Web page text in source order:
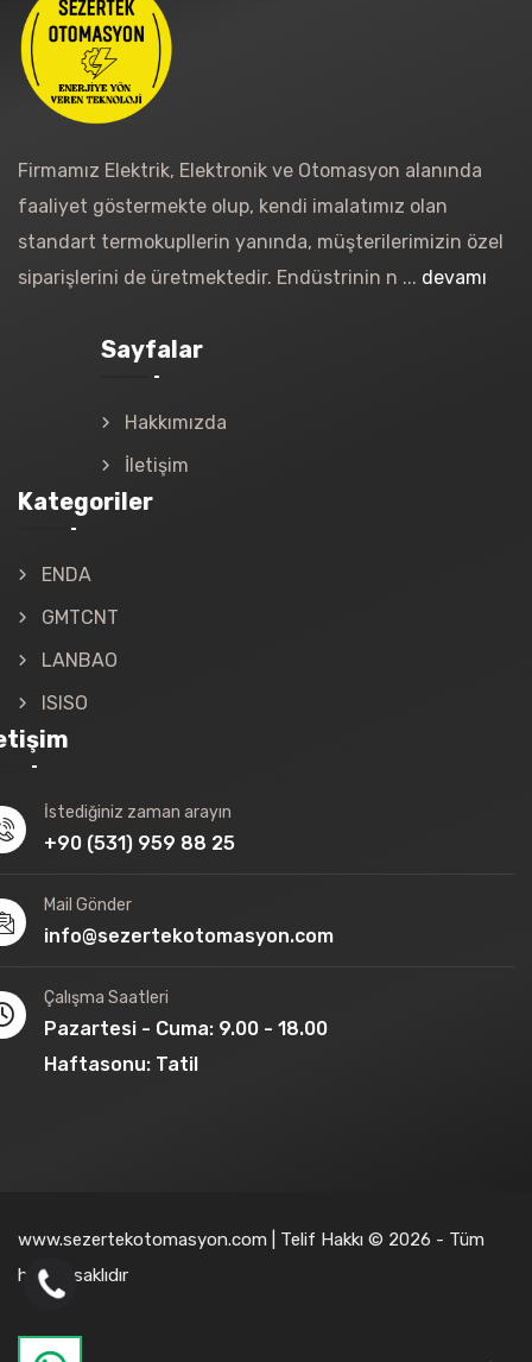
Firmamız Elektrik, Elektronik ve Otomasyon alanında
faaliyet göstermekte olup, kendi imalatımız olan
standart termokupllerin yanında, müşterilerimizin özel
siparişlerini de üretmektedir. Endüstrinin n ... devamı
Sayfalar
Hakkımızda
İletişim
Kategoriler
ENDA
GMTCNT
LANBAO
ISISO
İstediğiniz zaman arayın
+90 (531) 959 88 25
Mail Gönder
info@sezertekotomasyon.com
Çalışma Saatleri
Pazartesi - Cuma: 9.00 - 18.00
Haftasonu: Tatil
www.sezertekotomasyon.com | Telif Hakkı © 2026 - Tüm
hakları saklıdır